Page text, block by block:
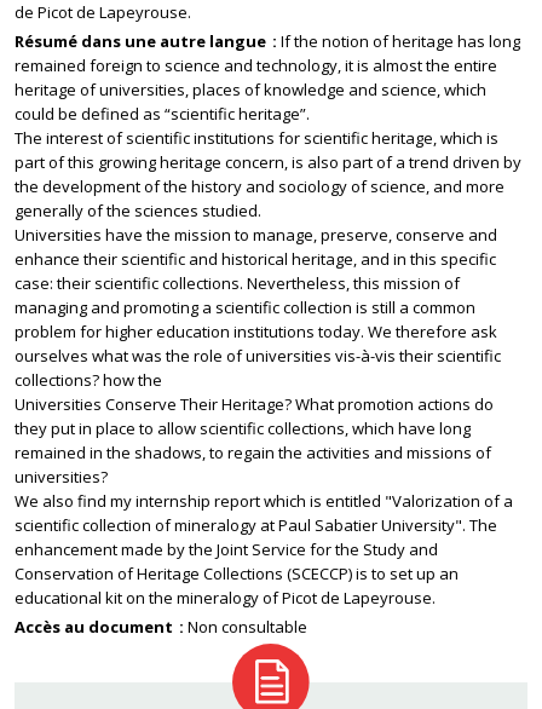
de Picot de Lapeyrouse.
Résumé dans une autre langue
If the notion of heritage has long
remained foreign to science and technology, it is almost the entire
heritage of universities, places of knowledge and science, which
could be defined as “scientific heritage”.
The interest of scientific institutions for scientific heritage, which is
part of this growing heritage concern, is also part of a trend driven by
the development of the history and sociology of science, and more
generally of the sciences studied.
Universities have the mission to manage, preserve, conserve and
enhance their scientific and historical heritage, and in this specific
case: their scientific collections. Nevertheless, this mission of
managing and promoting a scientific collection is still a common
problem for higher education institutions today. We therefore ask
ourselves what was the role of universities vis-à-vis their scientific
collections? how the
Universities Conserve Their Heritage? What promotion actions do
they put in place to allow scientific collections, which have long
remained in the shadows, to regain the activities and missions of
universities?
We also find my internship report which is entitled "Valorization of a
scientific collection of mineralogy at Paul Sabatier University". The
enhancement made by the Joint Service for the Study and
Conservation of Heritage Collections (SCECCP) is to set up an
educational kit on the mineralogy of Picot de Lapeyrouse.
Accès au document
Non consultable